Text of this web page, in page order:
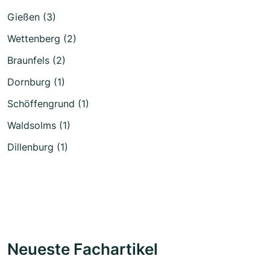
Gießen (3)
Wettenberg (2)
Braunfels (2)
Dornburg (1)
Schöffengrund (1)
Waldsolms (1)
Dillenburg (1)
Neueste Fachartikel